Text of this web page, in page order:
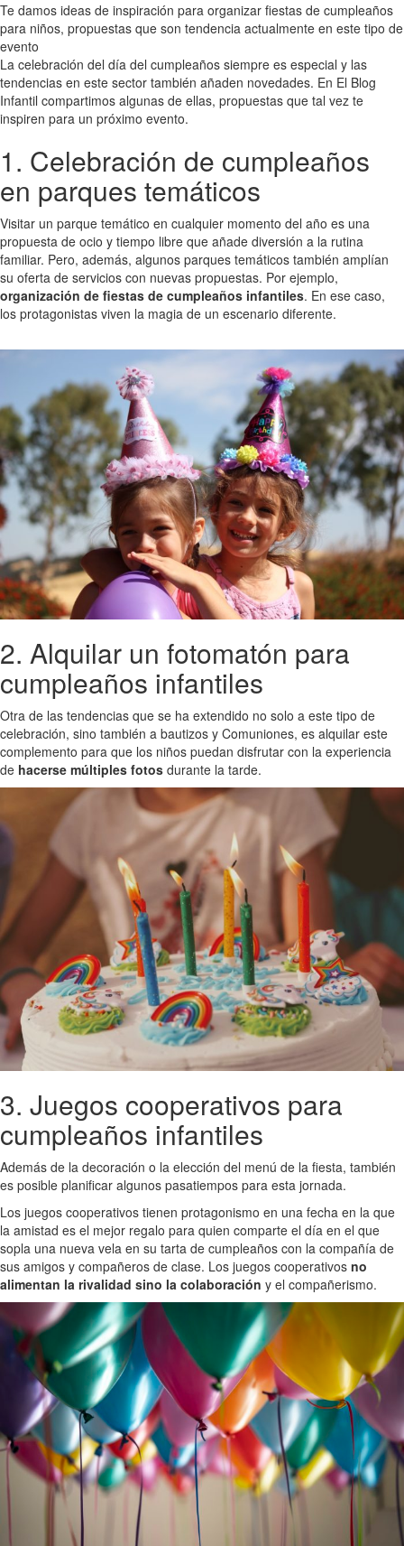
Te damos ideas de inspiración para organizar fiestas de cumpleaños
para niños, propuestas que son tendencia actualmente en este tipo de
evento
La celebración del día del cumpleaños siempre es especial y las
tendencias en este sector también añaden novedades. En El Blog
Infantil compartimos algunas de ellas, propuestas que tal vez te
inspiren para un próximo evento.
1. Celebración de cumpleaños
en parques temáticos
Visitar un parque temático en cualquier momento del año es una
propuesta de ocio y tiempo libre que añade diversión a la rutina
familiar. Pero, además, algunos parques temáticos también amplían
su oferta de servicios con nuevas propuestas. Por ejemplo,
organización de fiestas de cumpleaños infantiles. En ese caso,
los protagonistas viven la magia de un escenario diferente.
2. Alquilar un fotomatón para
cumpleaños infantiles
Otra de las tendencias que se ha extendido no solo a este tipo de
celebración, sino también a bautizos y Comuniones, es alquilar este
complemento para que los niños puedan disfrutar con la experiencia
de hacerse múltiples fotos durante la tarde.
3. Juegos cooperativos para
cumpleaños infantiles
Además de la decoración o la elección del menú de la fiesta, también
es posible planificar algunos pasatiempos para esta jornada.
Los juegos cooperativos tienen protagonismo en una fecha en la que
la amistad es el mejor regalo para quien comparte el día en el que
sopla una nueva vela en su tarta de cumpleaños con la compañía de
sus amigos y compañeros de clase. Los juegos cooperativos no
alimentan la rivalidad sino la colaboración y el compañerismo.